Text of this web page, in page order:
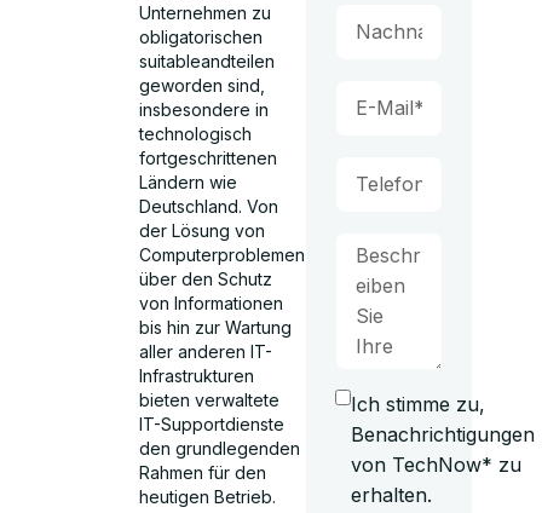
Unternehmen zu
obligatorischen
suitableandteilen
geworden sind,
insbesondere in
technologisch
fortgeschrittenen
Ländern wie
Deutschland. Von
der Lösung von
Computerproblemen
über den Schutz
von Informationen
bis hin zur Wartung
aller anderen IT-
Infrastrukturen
bieten verwaltete
IT-Supportdienste
den grundlegenden
Rahmen für den
heutigen Betrieb.
Ich stimme zu,
Benachrichtigungen
von TechNow* zu
erhalten.